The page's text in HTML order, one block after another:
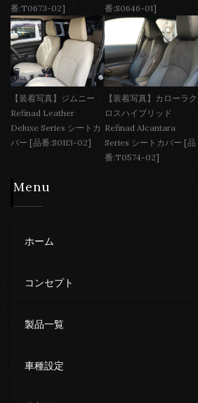
番:T0673-02]
番:S0646-01]
【装着写真】ジムニー
Refinad Leather
Deluxe Series シートカ
バー [品番:S0113-02]
【装着写真】カローラク
ロスハイブリッド
Refinad Alcantara
Series シートカバー [品
番:T0574-02]
Menu
ホーム
コンセプト
製品一覧
車種設定